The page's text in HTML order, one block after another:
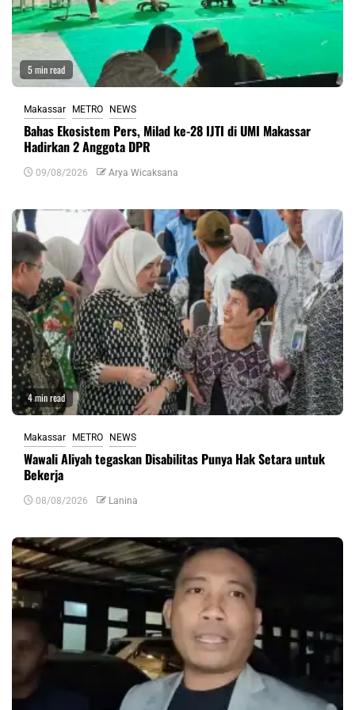
5 min read
Makassar METRO NEWS
Bahas Ekosistem Pers, Milad ke-28 IJTI di UMI Makassar
Hadirkan 2 Anggota DPR
09/08/2026 Arya Wicaksana
4 min read
Makassar METRO NEWS
Wawali Aliyah tegaskan Disabilitas Punya Hak Setara untuk
Bekerja
08/08/2026 Lanina